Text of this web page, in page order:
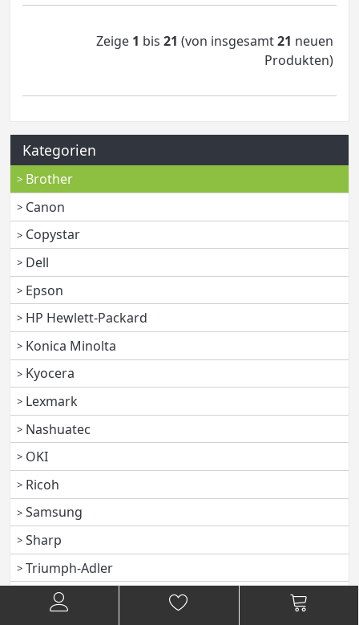
Zeige 1 bis 21 (von insgesamt21 neuen
Produkten)
Kategorien
Brother
Canon
Copystar
Dell
Epson
HP Hewlett-Packard
Konica Minolta
Kyocera
Lexmark
Nashuatec
OKI
Ricoh
Samsung
Sharp
Triumph-Adler
Utax